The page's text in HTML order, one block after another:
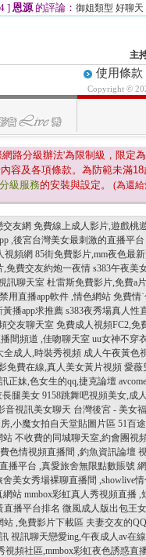
]恩源的評論： 御姐類型 好聊天
主
使用條款
Copyright ©
路分級辦法'為限制級，限定
容及各項條款。為防範未滿18
級服務的安裝與設定。 (為還
交友網 免費線上成人影片,遊戲桃
,後宮台灣美女最刺激的直播平台
視頻網 85街免費影片,mm夜色最
,免費交友約炮一夜情 s383午夜美
訊聊天室 杜雷斯免費影片,免費a
用直播app軟件 ,情色網站 免費情
播app求推薦 s383夜秀場真人性
交友聊天室 免費成人視頻FC2,免
間頻道 ,佳吻聊天室 uu女神不穿
全成人,時裝秀視頻 成人午夜黃色
免費在線,真人美女黃片視頻 愛薇
正妹,色女生的qq,捷克論壇
長腿美女 9158跳舞吧視頻美女,成
音視訊美女聊天 台灣後宮 - 美女
,小魔女拍自天堂貼圖片區 51百
站 不收費的同城聊天室,約會團視
色情視頻直播間 ,釣魚資訊論壇
播平台 ,真愛旅舍無限點數賬號
舍美女秀場裸聊直播間 ,showlive
網站 mmbox彩虹真人秀視頻直播 ,
直播平台排名 微風成人版出包王
,免費影片下載區 夫妻交友的
視訊聊天戀愛ing,午夜成人av在
視頻社區,mmbox彩虹夜色誘惑直